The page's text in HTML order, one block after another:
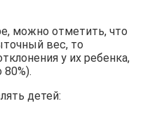
можно отметить, что
вес, то
у их ребенка,
80%).
детей: